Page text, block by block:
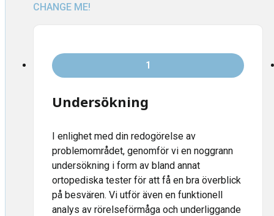
CHANGE ME!
1
Undersökning
I enlighet med din redogörelse av
problemområdet, genomför vi en noggrann
undersökning i form av bland annat
ortopediska tester för att få en bra överblick
på besvären. Vi utför även en funktionell
analys av rörelseförmåga och underliggande